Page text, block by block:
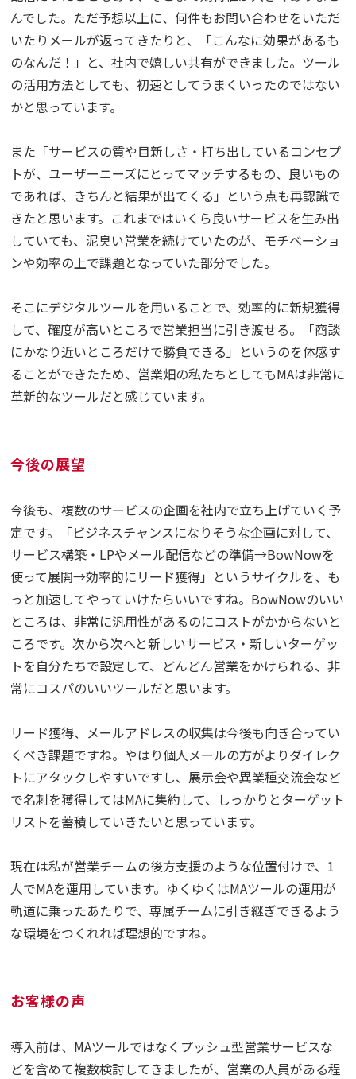
んでした。ただ予想以上に、何件もお問い合わせをいただ
いたりメールが返ってきたりと、「こんなに効果があるも
のなんだ！」と、社内で嬉しい共有ができました。ツール
の活用方法としても、初速としてうまくいったのではない
かと思っています。
また「サービスの質や目新しさ・打ち出しているコンセプ
トが、ユーザーニーズにとってマッチするもの、良いもの
であれば、きちんと結果が出てくる」という点も再認識で
きたと思います。これまではいくら良いサービスを生み出
していても、泥臭い営業を続けていたのが、モチベーショ
ンや効率の上で課題となっていた部分でした。
そこにデジタルツールを用いることで、効率的に新規獲得
して、確度が高いところで営業担当に引き渡せる。「商談
にかなり近いところだけで勝負できる」というのを体感す
ることができたため、営業畑の私たちとしてもMAは非常に
革新的なツールだと感じています。
今後の展望
今後も、複数のサービスの企画を社内で立ち上げていく予
定です。「ビジネスチャンスになりそうな企画に対して、
サービス構築・LPやメール配信などの準備→BowNowを
使って展開→効率的にリード獲得」というサイクルを、も
っと加速してやっていけたらいいですね。BowNowのいい
ところは、非常に汎用性があるのにコストがかからないと
ころです。次から次へと新しいサービス・新しいターゲッ
トを自分たちで設定して、どんどん営業をかけられる、非
常にコスパのいいツールだと思います。
リード獲得、メールアドレスの収集は今後も向き合ってい
くべき課題ですね。やはり個人メールの方がよりダイレク
トにアタックしやすいですし、展示会や異業種交流会など
で名刺を獲得してはMAに集約して、しっかりとターゲット
リストを蓄積していきたいと思っています。
現在は私が営業チームの後方支援のような位置付けで、1
人でMAを運用しています。ゆくゆくはMAツールの運用が
軌道に乗ったあたりで、専属チームに引き継ぎできるよう
な環境をつくれれば理想的ですね。
お客様の声
導入前は、MAツールではなくプッシュ型営業サービスな
どを含めて複数検討してきましたが、営業の人員がある程